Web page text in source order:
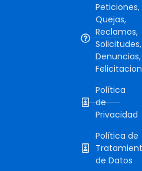
Peticiones,
Quejas,
Reclamos,
Solicitudes,
Denuncias,
Política
de
Privacidad
Política de
de Datos